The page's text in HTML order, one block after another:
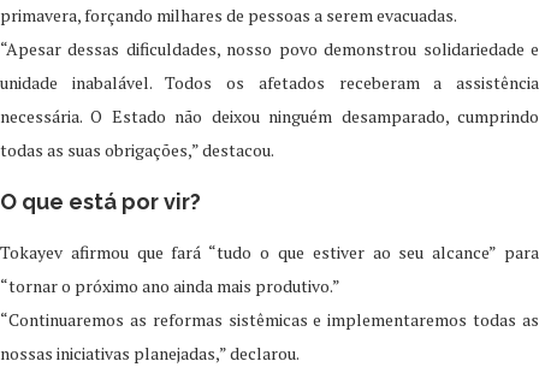
primavera, forçando milhares de pessoas a serem evacuadas.
“Apesar dessas dificuldades, nosso povo demonstrou solidariedade e
unidade inabalável. Todos os afetados receberam a assistência
necessária. O Estado não deixou ninguém desamparado, cumprindo
todas as suas obrigações,” destacou.
O que está por vir?
Tokayev afirmou que fará “tudo o que estiver ao seu alcance” para
“tornar o próximo ano ainda mais produtivo.”
“Continuaremos as reformas sistêmicas e implementaremos todas as
nossas iniciativas planejadas,” declarou.